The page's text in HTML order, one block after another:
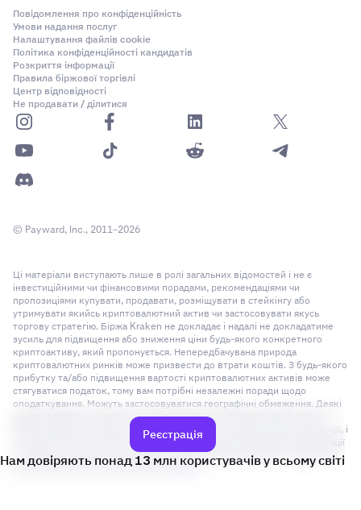
Реєстрація
Нам довіряють понад 13 млн користувачів у всьому світі
Повідомлення про конфіденційність
Умови надання послуг
Налаштування файлів cookie
Політика конфіденційності кандидатів
Розкриття інформації
Правила біржової торгівлі
Центр відповідності
Не продавати / ділитися
© Payward, Inc., 2011–2026
Ці матеріали виступають лише в ролі загальних відомостей і не є
інвестиційними чи фінансовими порадами, рекомендаціями чи
пропозиціями купувати, продавати, розміщувати в стейкінгу або
утримувати якийсь криптовалютний актив чи застосовувати якусь
торгову стратегію. Біржа Kraken не докладає і надалі не докладатиме
зусиль для підвищення або зниження ціни будь-якого конкретного
криптоактиву, який пропонується. Непередбачувана природа
криптовалютних ринків може призвести до втрати коштів. З будь-якого
прибутку та/або підвищення вартості криптовалютних активів може
стягуватися податок, тому вам потрібні незалежні поради щодо
оподаткування. Можуть застосовуватися географічні обмеження. Деякі
криптопродукти та ринки є нерегульованими. Регуляторний статус
Kraken щодо різноманітних продуктів і послуг залежить від юрисдикції, і
ви можете не бути захищені шляхом застосування урядової компенсації
та / або регуляторних схем захисту. Див. розділ «Розкриття юридичної
інформації» для кожної юрисдикції ( тут).